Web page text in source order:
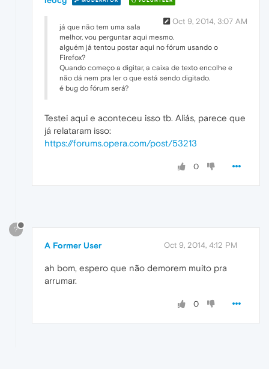
Oct 9, 2014, 3:07 AM
já que não tem uma sala
melhor, vou perguntar aqui mesmo.
alguém já tentou postar aqui no fórum usando o
Firefox?
Quando começo a digitar, a caixa de texto encolhe e
não dá nem pra ler o que está sendo digitado.
é bug do fórum será?
Testei aqui e aconteceu isso tb. Aliás, parece que
já relataram isso:
https://forums.opera.com/post/53213
0
?
A Former User Oct 9, 2014, 4:12 PM
ah bom, espero que não demorem muito pra
arrumar.
0